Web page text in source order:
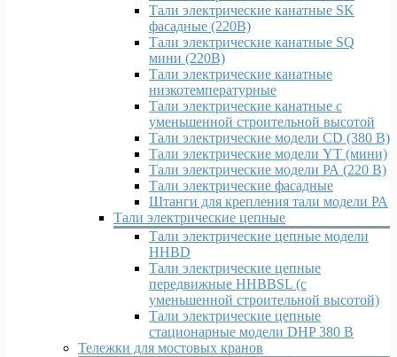
Тали электрические канатные SK
фасадные (220В)
Тали электрические канатные SQ
мини (220В)
Тали электрические канатные
низкотемпературные
Тали электрические канатные с
уменьшенной строительной высотой
Тали электрические модели CD (380 В)
Тали электрические модели YT (мини)
Тали электрические модели РА (220 В)
Тали электрические фасадные
Штанги для крепления тали модели РА
Тали электрические цепные
Тали электрические цепные модели
HHBD
Тали электрические цепные
передвижные HHBBSL (с
уменьшенной строительной высотой)
Тали электрические цепные
стационарные модели DHP 380 В
Тележки для мостовых кранов